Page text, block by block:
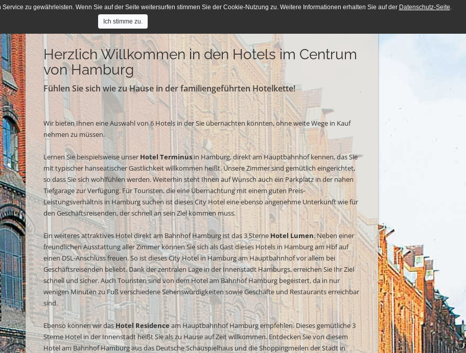
DE EN
Herzlich Willkommen in den Hotels im Centrum
von Hamburg
Fühlen Sie sich wie zu Hause in der familiengeführten Hotelkette!
Wir bieten Ihnen eine Auswahl von 6 Hotels in der Sie übernachten könnten, ohne weite Wege in Kauf
nehmen zu müssen.
Lernen Sie beispielsweise unser Hotel Terminus in Hamburg, direkt am Hauptbahnhof kennen, das Sie
mit typischer hanseatischer Gastlichkeit willkommen heißt. Unsere Zimmer sind gemütlich eingerichtet,
so dass Sie sich wohlfühlen werden. Weiterhin steht Ihnen auf Wunsch auch ein Parkplatz in der nahen
Tiefgarage zur Verfügung. Für Touristen, die eine Übernachtung mit einem guten Preis-
Leistungsverhältnis in Hamburg suchen ist dieses City Hotel eine ebenso angenehme Unterkunft wie für
den Geschäftsreisenden, der schnell an sein Ziel kommen muss.
Ein weiteres attraktives Hotel direkt am Bahnhof Hamburg ist das 3 Sterne Hotel Lumen. Neben einer
freundlichen Ausstattung aller Zimmer können Sie sich als Gast dieses Hotels in Hamburg am Hbf auf
einen DSL-Anschluss freuen. So ist dieses City Hotel in Hamburg am Hauptbahnhof vor allem bei
Geschäftsreisenden beliebt. Dank der zentralen Lage in der Innenstadt Hamburgs, erreichen Sie Ihr Ziel
schnell und sicher. Auch Touristen sind von dem Hotel am Bahnhof Hamburg begeistert, da in nur
wenigen Minuten zu Fuß verschiedene Sehenswürdigkeiten sowie Geschäfte und Restaurants erreichbar
sind.
Ebenso können wir dasHotel Residenceam Hauptbahnhof Hamburg empfehlen. Dieses gemütliche 3
Sterne Hotel in der Innenstadt heißt Sie als zu Hause auf Zeit willkommen. Entdecken Sie von diesem
Hotel am Bahnhof Hamburg aus das Deutsche Schauspielhaus und die Shoppingmeilen der Stadt in
zu gewährleisten. Wenn Sie auf der Seite weitersurfen stimmen Sie der Cookie-Nutzung zu. Weitere Informationen erhalten Sie auf der Datenschutz-Seite.
Ich stimme zu.